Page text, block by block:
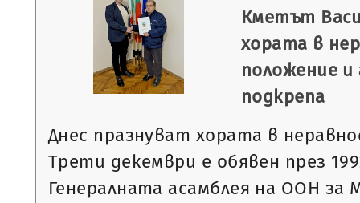
Кметът
хората в
положение и
подкрепа
Днес празнуват хората в
Трети декември е обявен през
Генералната асамблея на ООН за